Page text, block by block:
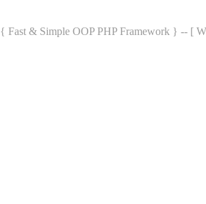
{ Fast & Simple OOP PHP Framework } -- [